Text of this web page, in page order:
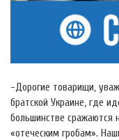
-Дорогие товарищи,
братской Украине, где
большинстве сражаются
«отеческим гробам».